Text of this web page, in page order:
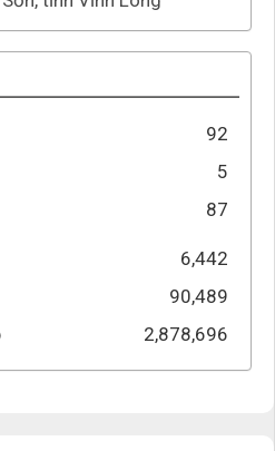
92
5
87
6,442
90,489
2,878,696